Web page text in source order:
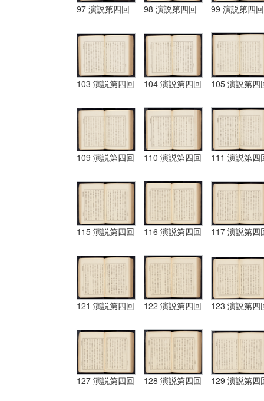
97 演説第四回 98 演説第四回 99 演説第四回
103 演説第四回 104 演説第四回 105 演説第四
109 演説第四回 110 演説第四回 111 演説第四
115 演説第四回 116 演説第四回 117 演説第四
121 演説第四回 122 演説第四回 123 演説第四
127 演説第四回 128 演説第四回 129 演説第四